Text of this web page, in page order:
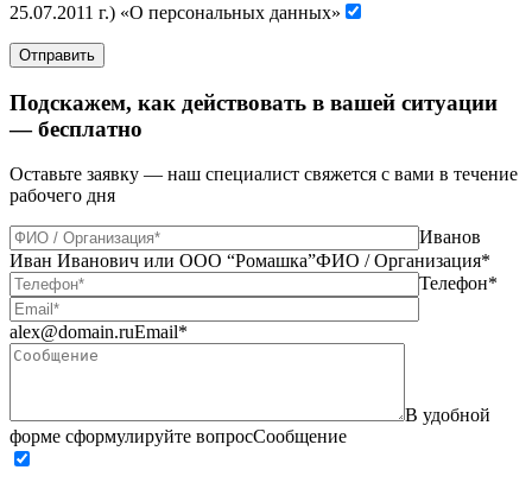
25.07.2011 г.) «О персональных данных»
Отправить
Подскажем, как действовать в вашей ситуации
— бесплатно
Оставьте заявку — наш специалист свяжется с вами в течение
рабочего дня
Иванов
Иван Иванович или ООО “Ромашка”ФИО / Организация*
Телефон*
alex@domain.ruEmail*
В удобной
форме сформулируйте вопросСообщение